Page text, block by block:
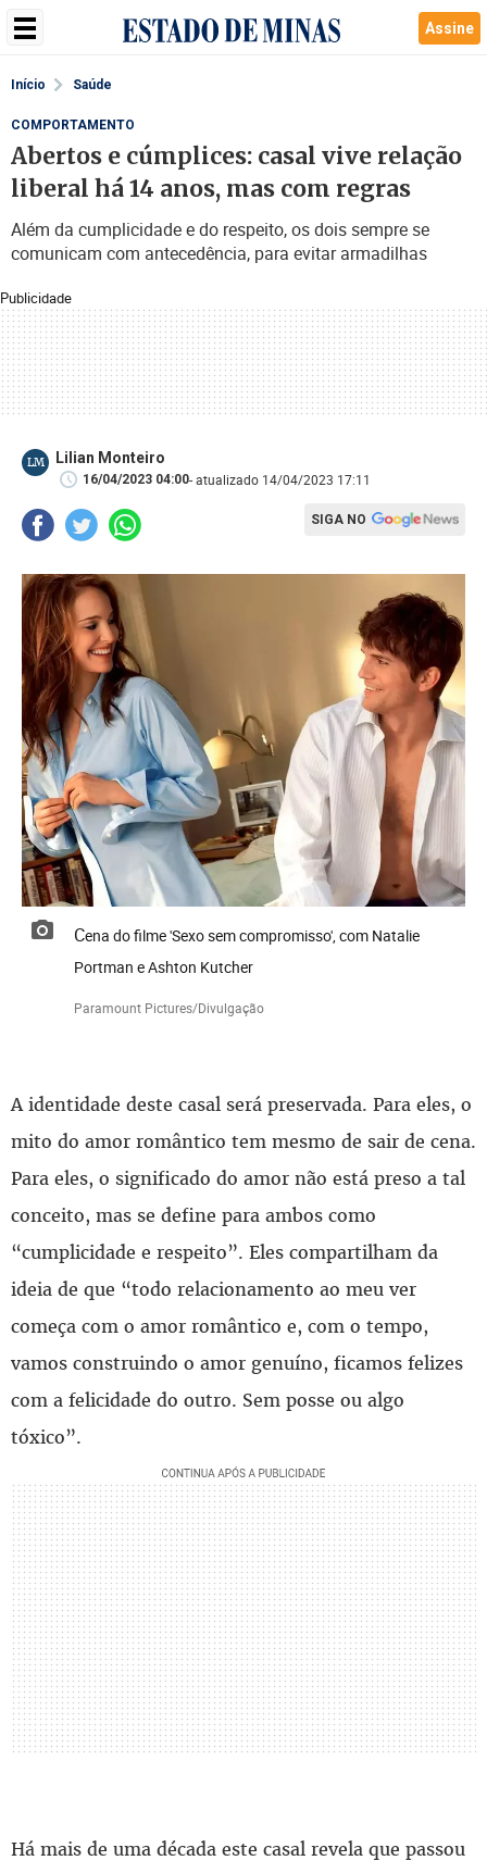
Assine
Início Saúde
Publicidade
COMPORTAMENTO
Abertos e cúmplices: casal vive relação
liberal há 14 anos, mas com regras
Além da cumplicidade e do respeito, os dois sempre se
comunicam com antecedência, para evitar armadilhas
LM Lilian Monteiro
16/04/2023 04:00- atualizado 14/04/2023 17:11
SIGA NO
Cena do filme 'Sexo sem compromisso', com Natalie
Portman e Ashton Kutcher
Paramount Pictures/Divulgação
A identidade deste casal será preservada. Para eles, o
mito do amor romântico tem mesmo de sair de cena.
Para eles, o significado do amor não está preso a tal
conceito, mas se define para ambos como
“cumplicidade e respeito”. Eles compartilham da
ideia de que “todo relacionamento ao meu ver
começa com o amor romântico e, com o tempo,
vamos construindo o amor genuíno, ficamos felizes
com a felicidade do outro. Sem posse ou algo
tóxico”.
Há mais de uma década este casal revela que passou